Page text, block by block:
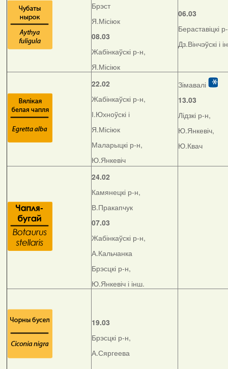
Брэст
Я.Місіюк
08.03
Жабінкаўскі р-н,
Я.Місіюк
06.03
Бераставіцкі
Дз.Вінчэўскі і
22.02
Жабінкаўскі р-н,
І.Юхноўскі і
Я.Місіюк
Маларыцкі р-н,
Ю.Янкевіч
Зімавалі
13.03
Лідзкі р-н,
Ю.Янкевіч,
Ю.Квач
24.02
Камянецкі р-н,
В.Пракапчук
07.03
Жабінкаўскі р-н,
А.Кальчанка
Брэсцкі р-н,
Ю.Янкевіч і інш.
19.03
Брэсцкі р-н,
А.Сяргеева